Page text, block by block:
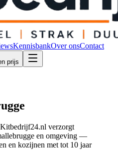
KennisbankOver onsContact
prijs
verzorgt
en omgeving —
en kozijnen met tot 10 jaar